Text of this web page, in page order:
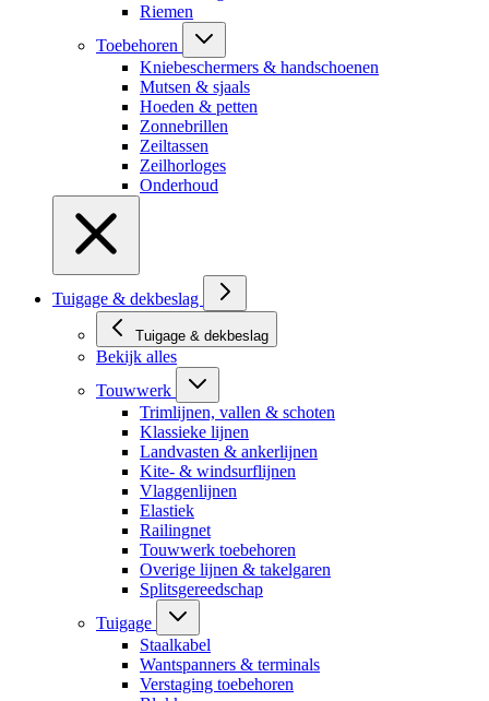
Riemen
Toebehoren
Kniebeschermers & handschoenen
Mutsen & sjaals
Hoeden & petten
Zonnebrillen
Zeiltassen
Zeilhorloges
Onderhoud
Tuigage & dekbeslag
Tuigage & dekbeslag
Bekijk alles
Touwwerk
Trimlijnen, vallen & schoten
Klassieke lijnen
Landvasten & ankerlijnen
Kite- & windsurflijnen
Vlaggenlijnen
Elastiek
Railingnet
Touwwerk toebehoren
Overige lijnen & takelgaren
Splitsgereedschap
Tuigage
Staalkabel
Wantspanners & terminals
Verstaging toebehoren